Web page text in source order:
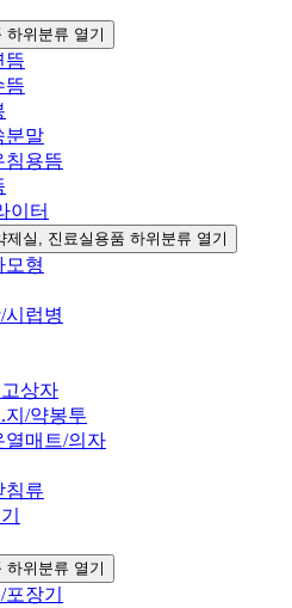
하위분류 열기
뜸
뜸
분말
침용뜸
이터
제실, 진료실용품 하위분류 열기
모형
시럽병
상자
지/약봉투
열매트/의자
침류
하위분류 열기
장기